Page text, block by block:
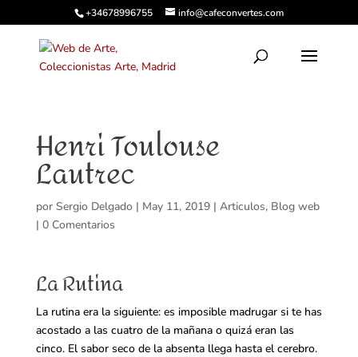
+34678996755 info@cafeconvertes.com
Henri Toulouse
Lautrec
por Sergio Delgado| May 11, 2019| Articulos, Blog web
| 0 Comentarios
La Rutina
La rutina era la siguiente: es imposible madrugar si te has
acostado a las cuatro de la mañana o quizá eran las
cinco. El sabor seco de la absenta llega hasta el cerebro.